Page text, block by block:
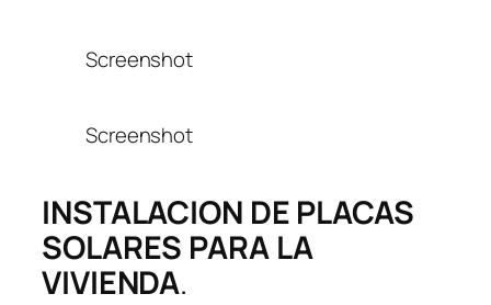
Screenshot
Screenshot
INSTALACION DE PLACAS
SOLARES PARA LA
VIVIENDA.